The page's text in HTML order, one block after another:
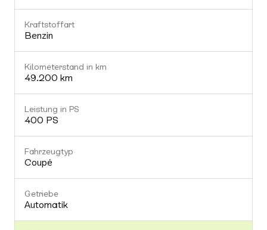
Kraftstoffart
Benzin
Kilometerstand in km
49.200 km
Leistung in PS
400 PS
Fahrzeugtyp
Coupé
Getriebe
Automatik